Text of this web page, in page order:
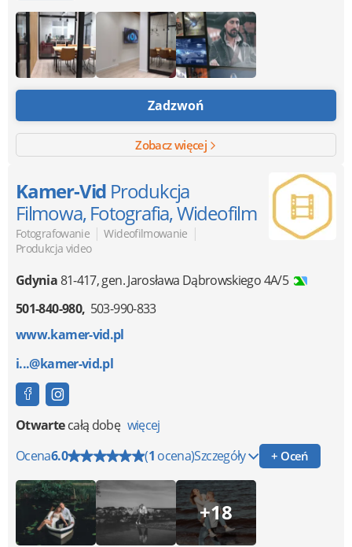
Zadzwoń
Zobacz więcej
Kamer-Vid Produkcja
Filmowa, Fotografia, Wideofilm
Fotografowanie | Wideofilmowanie |
Produkcja video
Gdynia81-417,gen. Jarosława Dąbrowskiego 4A/5
501-840-980 503-990-833
www.kamer-vid.pl
i...@kamer-vid.pl
Otwartecałą dobę więcej
Ocena6.0 (1 ocena)Szczegóły + Oceń
+18